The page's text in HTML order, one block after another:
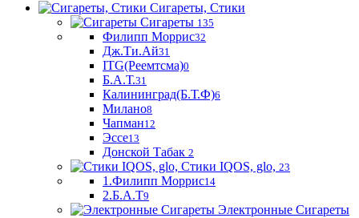
Сигареты, Стики
Сигареты 135
Филипп Моррис32
Дж.Ти.Ай31
ITG(Реемтсма)0
Б.А.Т.31
Калининград(Б.Т.Ф)6
Милано8
Чапман12
Эссе13
Донской Табак 2
Стики IQOS, glo, 23
1.Филипп Моррис14
2.Б.А.Т9
Электронные Сигареты